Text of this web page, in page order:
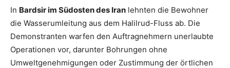
In Bardsir im Südosten des Iran lehnten die Bewohner
die Wasserumleitung aus dem Halilrud-Fluss ab. Die
Demonstranten warfen den Auftragnehmern unerlaubte
Operationen vor, darunter Bohrungen ohne
Umweltgenehmigungen oder Zustimmung der örtlichen